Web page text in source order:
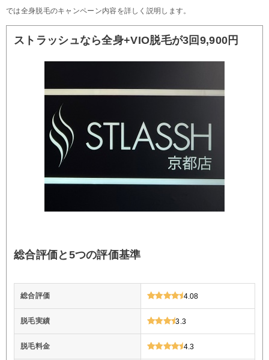
では全身脱毛のキャンペーン内容を詳しく説明します。
ストラッシュなら全身+VIO脱毛が3回9,900円
総合評価と5つの評価基準
総合評価 4.08
脱毛実績 3.3
脱毛料金 4.3